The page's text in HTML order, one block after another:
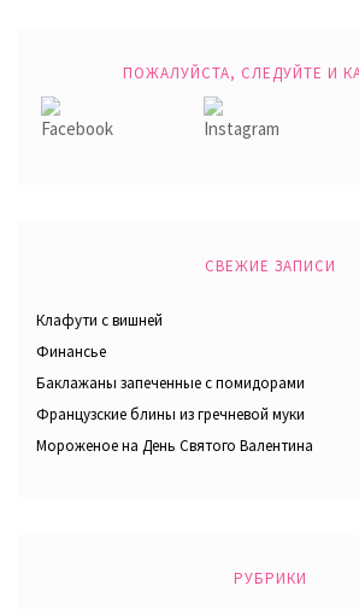
ПОЖАЛУЙСТА, СЛЕДУЙТЕ И
СВЕЖИЕ ЗАПИСИ
Клафути с вишней
Финансье
Баклажаны запеченные с помидорами
Французские блины из гречневой муки
Мороженое на День Святого Валентина
РУБРИКИ